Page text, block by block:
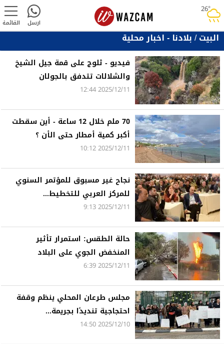
26°rainy القائمة ارسل
البيت/بلادنا - اخبار محلية
فيديو - ثلوج على قمة جيل الشيخ
والشلالات تتدفق بالجولان
2025/12/11 12:44
70 ملم خلال 12 ساعة - أين سقطت
أكبر كمية أمطار حتى الأن ؟
2025/12/11 10:12
نجاح غير مسبوق للمؤتمر السنوي
للمركز العربي للتخطيط...
2025/12/11 9:13
حالة الطقس: استمرار تأثير
المنخفض الجوي على البلاد
2025/12/11 6:39
مجلس طرعان المحلي ينظم وقفة
احتجاجية تنديدًا بجريمة...
2025/12/10 14:50